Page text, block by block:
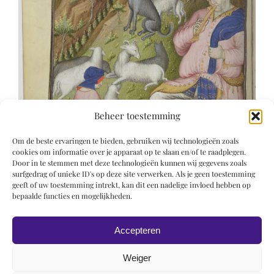
Beheer toestemming
Om de beste ervaringen te bieden, gebruiken wij technologieën zoals
cookies om informatie over je apparaat op te slaan en/of te raadplegen.
Door in te stemmen met deze technologieën kunnen wij gegevens zoals
surfgedrag of unieke ID's op deze site verwerken. Als je geen toestemming
geeft of uw toestemming intrekt, kan dit een nadelige invloed hebben op
bepaalde functies en mogelijkheden.
Accepteren
Weiger